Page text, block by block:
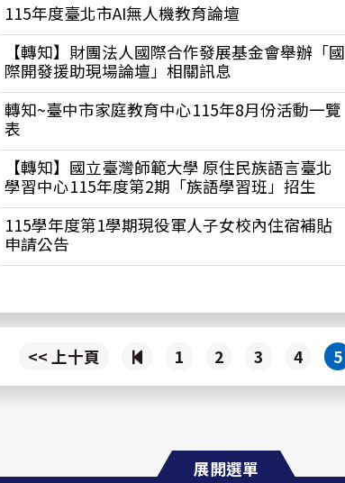
115年度臺北市AI無人機教育論壇
【轉知】財團法人國際合作發展基金會舉辦「國
際開發援助現場論壇」相關訊息
轉知~臺中市家庭教育中心115年8月份活動一覽
表
【轉知】國立臺灣師範大學 原住民族語言臺北
學習中心115年度第2期「族語學習班」招生
115學年度第1學期現役軍人子女校內住宿補貼
申請公告
<< 上十頁
一
1 2 3 4 5
展開選單